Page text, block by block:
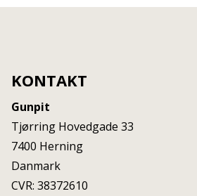
KONTAKT
Gunpit
Tjørring Hovedgade 33
7400 Herning
Danmark
CVR: 38372610